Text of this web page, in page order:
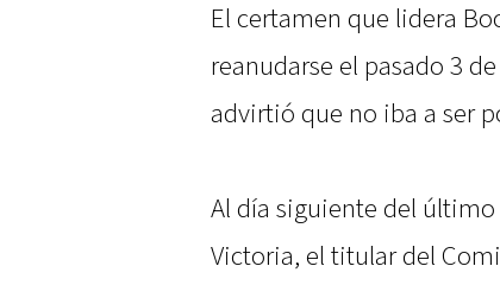
El certamen que lidera
reanudarse el pasado 3
advirtió que no iba a ser
Al día siguiente del
Victoria, el titular del